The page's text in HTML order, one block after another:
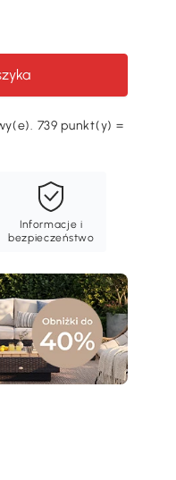
739 punkt(y) =
Informacje i
bezpieczeństwo